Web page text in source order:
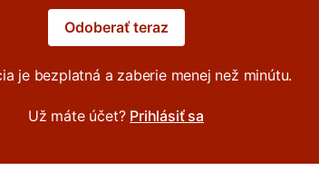
Odoberať teraz
je bezplatná a zaberie menej než minútu.
Už máte účet? Prihlásiť sa